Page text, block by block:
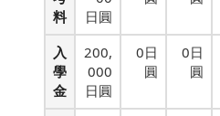
料
日圓
入
學
金
200,
000
日圓
0日
圓
0日
圓